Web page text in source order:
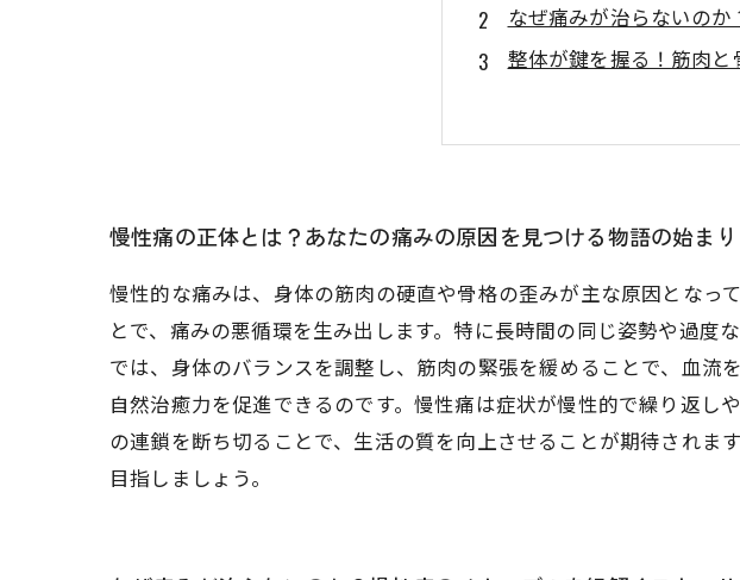
なぜ痛みが治らないの
整体が鍵を握る！筋肉
自然治癒力を高める整
肩こり・腰痛に悩む人
慢性痛の正体とは？あなたの痛みの原因を見つける物語の始まり
慢性的な痛みは、身体の筋肉の硬直や骨格の歪みが主な原因となっ
とで、痛みの悪循環を生み出します。特に長時間の同じ姿勢や過
では、身体のバランスを調整し、筋肉の緊張を緩めることで、血流
自然治癒力を促進できるのです。慢性痛は症状が慢性的で繰り返
の連鎖を断ち切ることで、生活の質を向上させることが期待され
目指しましょう。